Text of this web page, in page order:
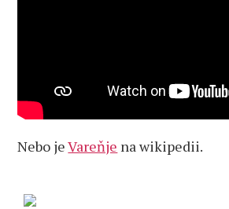
Nebo jeVareňje na wikipedii.